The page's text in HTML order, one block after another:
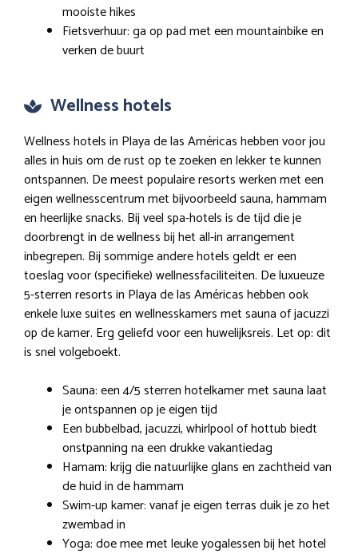
mooiste hikes
Fietsverhuur: ga op pad met een mountainbike en
verken de buurt
Wellness hotels
Wellness hotels in Playa de las Américas hebben voor jou
alles in huis om de rust op te zoeken en lekker te kunnen
ontspannen. De meest populaire resorts werken met een
eigen wellnesscentrum met bijvoorbeeld sauna, hammam
en heerlijke snacks. Bij veel spa-hotels is de tijd die je
doorbrengt in de wellness bij het all-in arrangement
inbegrepen. Bij sommige andere hotels geldt er een
toeslag voor (specifieke) wellnessfaciliteiten. De luxueuze
5-sterren resorts in Playa de las Américas hebben ook
enkele luxe suites en wellnesskamers met sauna of jacuzzi
op de kamer. Erg geliefd voor een huwelijksreis. Let op: dit
is snel volgeboekt.
Sauna: een 4/5 sterren hotelkamer met sauna laat
je ontspannen op je eigen tijd
Een bubbelbad, jacuzzi, whirlpool of hottub biedt
onstpanning na een drukke vakantiedag
Hamam: krijg die natuurlijke glans en zachtheid van
de huid in de hammam
Swim-up kamer: vanaf je eigen terras duik je zo het
zwembad in
Yoga: doe mee met leuke yogalessen bij het hotel